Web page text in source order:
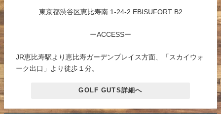
東京都渋谷区恵比寿南 1-24-2 EBISUFORT B2
ーACCESSー
JR恵比寿駅より恵比寿ガーデンプレイス方面、「スカイウォ
ーク出口」より徒歩１分。
GOLF GUTS詳細へ